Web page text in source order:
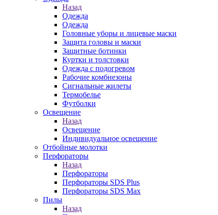
Назад
Одежда
Одежда
Головные уборы и лицевые маски
Защита головы и маски
Защитные ботинки
Куртки и толстовки
Одежда с подогревом
Рабочие комбнезоны
Сигнальные жилеты
Термобелье
Футболки
Освещение
Назад
Освещение
Индивидуальное освещение
Отбойные молотки
Перфораторы
Назад
Перфораторы
Перфораторы SDS Plus
Перфораторы SDS Max
Пилы
Назад